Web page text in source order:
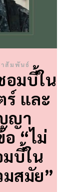
สัมพันธ์
อมบี้ใน
ร์ และ
ญา
“ไม่
บี้ใน
สมัย”